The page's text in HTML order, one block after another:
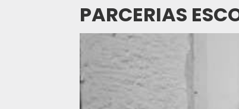
PARCERIAS